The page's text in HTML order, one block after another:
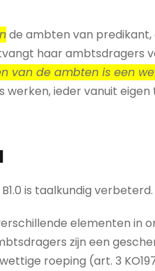
de ambten van predikant,
haar ambtsdragers
van de ambten is een
werken, ieder vanuit
is taalkundig verbeterd.
elementen in
zijn een
roeping (art. 3